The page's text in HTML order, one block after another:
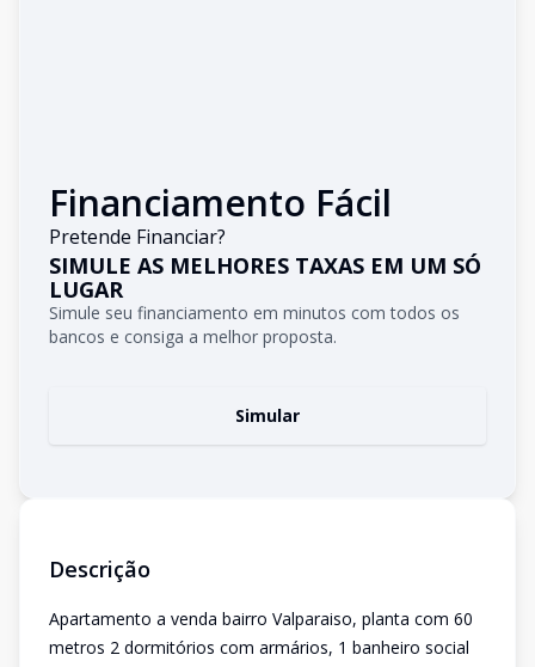
Financiamento Fácil
Pretende Financiar?
SIMULE AS MELHORES TAXAS EM UM SÓ
LUGAR
Simule seu financiamento em minutos com todos os
bancos e consiga a melhor proposta.
Simular
Descrição
Apartamento a venda bairro Valparaiso, planta com 60
metros 2 dormitórios com armários, 1 banheiro social